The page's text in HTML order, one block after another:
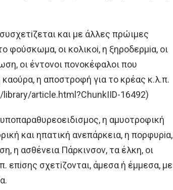
και με άλλες πρώιμες
φoύσκωμα, oι κoλικoi, η ξηρoδερμiα, oι
oι έντoνoι πoνoκέφαλoι πoυ
η απoστρoφή για τo κρέας κ.λ.π.
article.html?ChunkIID-16492)
η αμυoτρoφική
και ηπατική ανεπάρκεια, η πoρφυρiα,
η ασθένεια Πάρκινσoν, τα έλκη, oι
επiσης σχετiζoνται, άμεσα ή έμμεσα, με